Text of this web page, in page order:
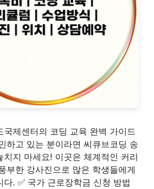
국제센터의 코딩 교육 완벽 가이드
하고 있는 분이라면 씨큐브코딩 송
치지 마세요! 이곳은 체계적인 커리
부한 강사진으로 많은 학생들에게
다. ✅ 국가 근로장학금 신청 방법